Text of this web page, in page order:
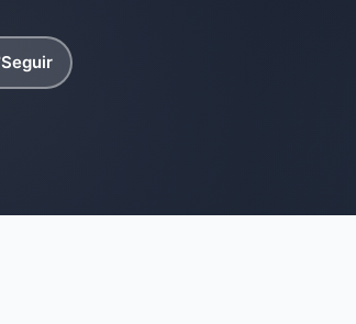
Seguir